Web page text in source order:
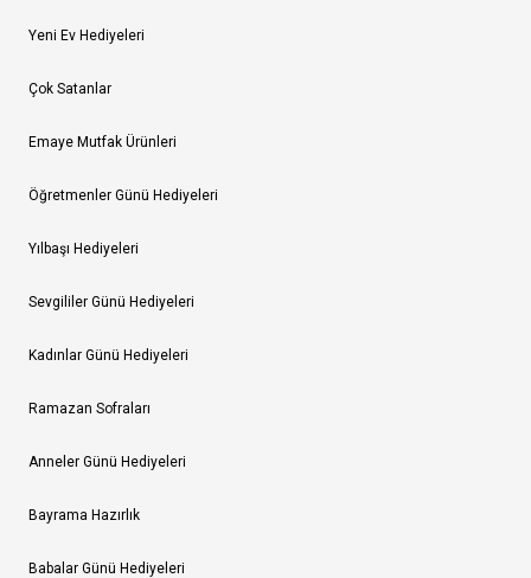
Yeni Ev Hediyeleri
Çok Satanlar
Emaye Mutfak Ürünleri
Öğretmenler Günü Hediyeleri
Yılbaşı Hediyeleri
Sevgililer Günü Hediyeleri
Kadınlar Günü Hediyeleri
Ramazan Sofraları
Anneler Günü Hediyeleri
Bayrama Hazırlık
Babalar Günü Hediyeleri